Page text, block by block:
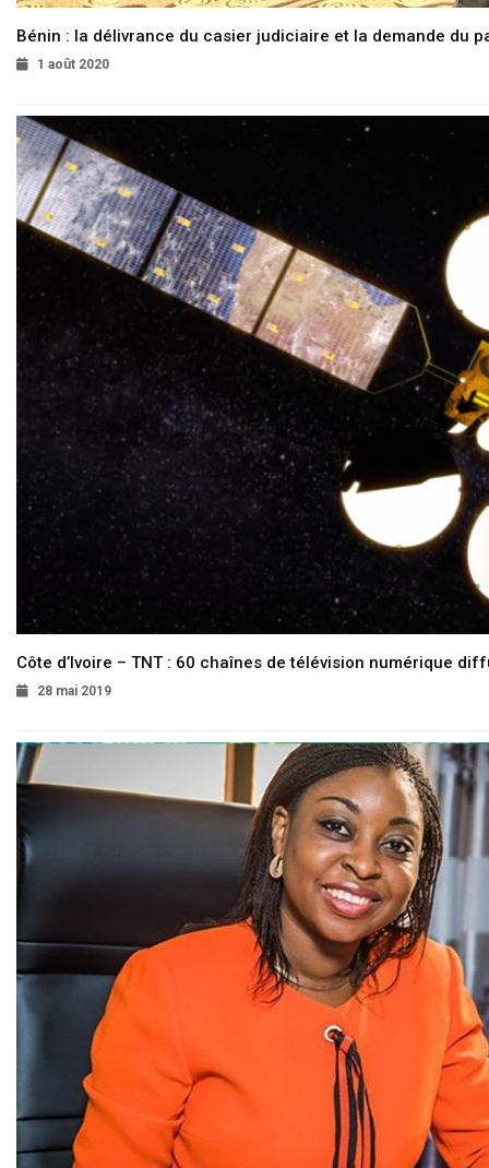
Bénin : la délivrance du casier judiciaire et la demande du
1 août 2020
Côte d’Ivoire – TNT : 60 chaînes de télévision numérique
28 mai 2019